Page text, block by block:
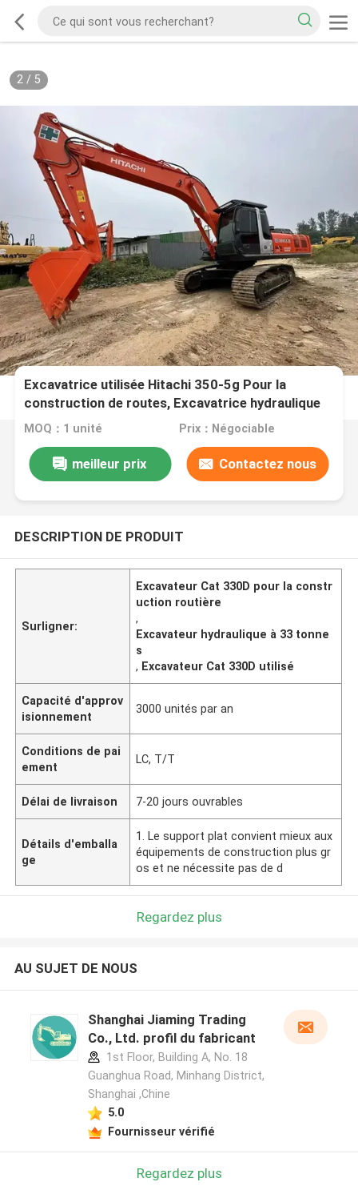
2/ 5
Excavatrice utilisée Hitachi 350-5g Pour la
construction de routes, Excavatrice hydraulique
MOQ：1 unité Prix：Négociable
meilleur prix Contactez nous
DESCRIPTION DE PRODUIT
Surligner:
Excavateur Cat 330D pour la constr
uction routière
,
Excavateur hydraulique à 33 tonne
s
, Excavateur Cat 330D utilisé
Capacité d'approv
isionnement
3000 unités par an
Conditions de pai
ement
LC, T/T
Délai de livraison 7-20 jours ouvrables
Détails d'emballa
ge
1. Le support plat convient mieux aux
équipements de construction plus gr
os et ne nécessite pas de d
Regardez plus
AU SUJET DE NOUS
Shanghai Jiaming Trading
Co., Ltd. profil du fabricant
1st Floor, Building A, No. 18
Guanghua Road, Minhang District,
Shanghai ,Chine
5.0
Fournisseur vérifié
Regardez plus